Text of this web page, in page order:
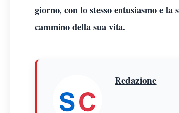
giorno, con lo stesso entusiasmo e
cammino della sua vita.
Redazione